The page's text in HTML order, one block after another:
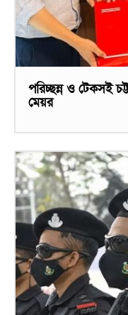
পরিচ্ছন্ন ও টেকসই
মেয়র